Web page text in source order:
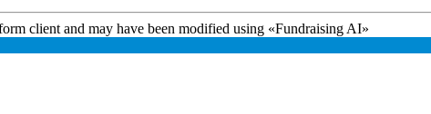
client and may have been modified using «Fundraising AI»